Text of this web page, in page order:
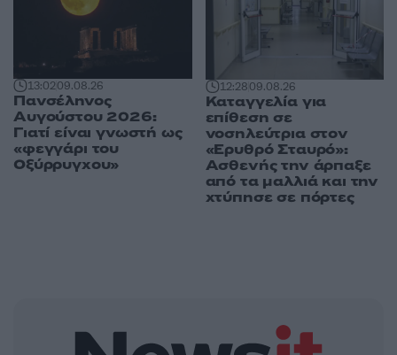
13:0209.08.26
Πανσέληνος
Αυγούστου 2026:
Γιατί είναι γνωστή ως
«φεγγάρι του
Οξύρρυγχου»
12:2809.08.26
Καταγγελία για
επίθεση σε
νοσηλεύτρια στον
«Ερυθρό Σταυρό»:
Ασθενής την άρπαξε
από τα μαλλιά και την
χτύπησε σε πόρτες